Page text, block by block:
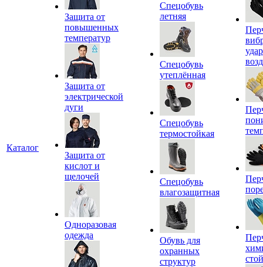
Каталог
Защита от
повышенных
температур
Защита от
электрической
дуги
Защита от
кислот и
щелочей
Одноразовая
одежда
Спецобувь
летняя
Спецобувь
утеплённая
Спецобувь
термостойкая
Спецобувь
влагозащитная
Обувь для
охранных
структур